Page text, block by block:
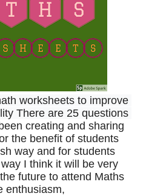
worksheets to improve
There are 25 questions
creating and sharing
the benefit of students
way and for students
I think it will be very
future to attend Maths
enthusiasm,